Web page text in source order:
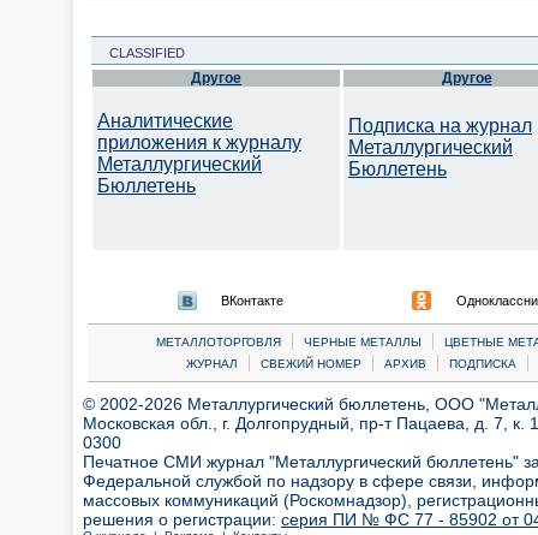
CLASSIFIED
Другое
Аналитические
приложения к журналу
Металлургический
Бюллетень
Другое
Подписка на журнал
Металлургический
Бюллетень
ВКонтакте
МЕТАЛЛОТОРГОВЛЯ | ЧЕРНЫЕ МЕТАЛЛЫ |
ЦВЕТНЫЕ
ЖУРНАЛ
| СВЕЖИЙ НОМЕР | АРХИВ | ПОДПИСКА |
© 2002-2026 Металлургический бюллетень, ООО
Московская обл., г. Долгопрудный, пр-т Пацаева, д. 7,
0300
Печатное СМИ журнал "Металлургический бюллетень"
Федеральной службой по надзору в сфере связи,
массовых коммуникаций (Роскомнадзор),
решения о регистрации: серия ПИ № ФС 77 - 85902 от 04